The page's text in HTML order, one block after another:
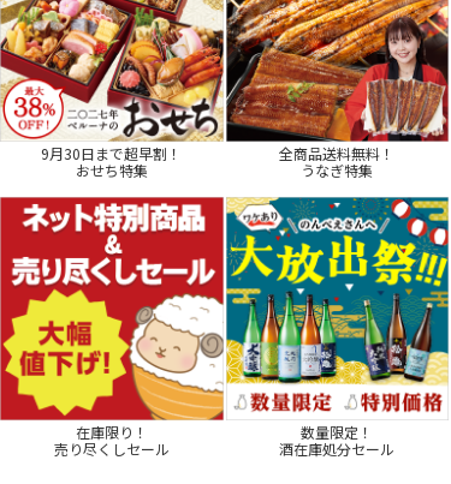
9月30日まで超早割！
おせち特集
全商品送料無料！
うなぎ特集
在庫限り！
売り尽くしセール
数量限定！
酒在庫処分セール